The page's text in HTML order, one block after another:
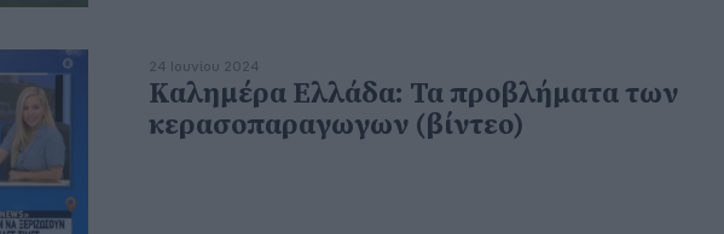
24 Ιουνίου 2024
Καλημέρα Ελλάδα: Τα προβλήματα των
κερασοπαραγωγων (βίντεο)